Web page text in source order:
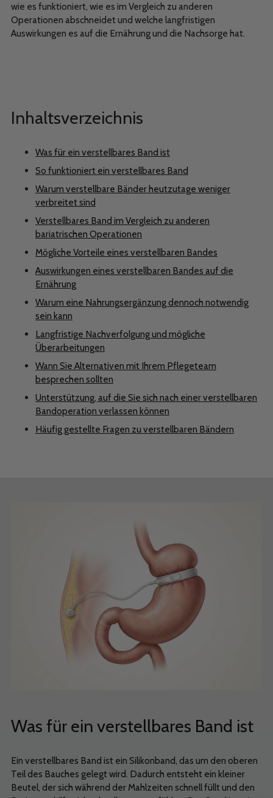
wie es funktioniert, wie es im Vergleich zu anderen
Operationen abschneidet und welche langfristigen
Auswirkungen es auf die Ernährung und die Nachsorge hat.
Inhaltsverzeichnis
Was für ein verstellbares Band ist
So funktioniert ein verstellbares Band
Warum verstellbare Bänder heutzutage weniger
verbreitet sind
Verstellbares Band im Vergleich zu anderen
bariatrischen Operationen
Mögliche Vorteile eines verstellbaren Bandes
Auswirkungen eines verstellbaren Bandes auf die
Ernährung
Warum eine Nahrungsergänzung dennoch notwendig
sein kann
Langfristige Nachverfolgung und mögliche
Überarbeitungen
Wann Sie Alternativen mit Ihrem Pflegeteam
besprechen sollten
Unterstützung, auf die Sie sich nach einer verstellbaren
Bandoperation verlassen können
Häufig gestellte Fragen zu verstellbaren Bändern
Was für ein verstellbares Band ist
Ein verstellbares Band ist ein Silikonband, das um den oberen
Teil des Bauches gelegt wird. Dadurch entsteht ein kleiner
Beutel, der sich während der Mahlzeiten schnell füllt und den